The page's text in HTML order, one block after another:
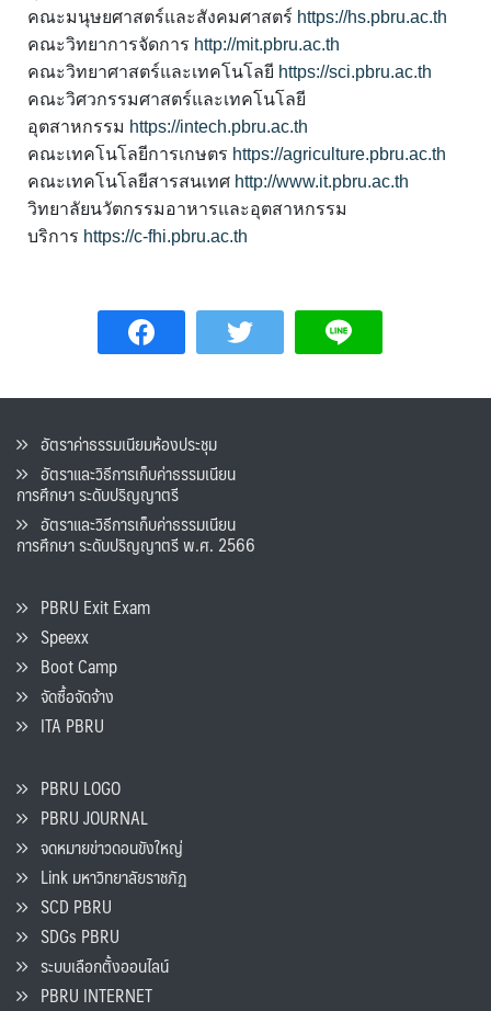
คณะมนุษยศาสตร์และสังคมศาสตร์ https://hs.pbru.ac.th
คณะวิทยาการจัดการ http://mit.pbru.ac.th
คณะวิทยาศาสตร์และเทคโนโลยี https://sci.pbru.ac.th
คณะวิศวกรรมศาสตร์และเทคโนโลยี
อุตสาหกรรม https://intech.pbru.ac.th
คณะเทคโนโลยีการเกษตร https://agriculture.pbru.ac.th
คณะเทคโนโลยีสารสนเทศ http://www.it.pbru.ac.th
วิทยาลัยนวัตกรรมอาหารและอุตสาหกรรม
บริการ https://c-fhi.pbru.ac.th
อัตราค่าธรรมเนียมห้องประชุม
อัตราและวิธีการเก็บค่าธรรมเนียน
การศึกษา ระดับปริญญาตรี
อัตราและวิธีการเก็บค่าธรรมเนียน
การศึกษา ระดับปริญญาตรี พ.ศ. 2566
PBRU Exit Exam
Speexx
Boot Camp
จัดซื้อจัดจ้าง
ITA PBRU
PBRU LOGO
PBRU JOURNAL
จดหมายข่าวดอนขังใหญ่
Link มหาวิทยาลัยราชภัฏ
SCD PBRU
SDGs PBRU
ระบบเลือกตั้งออนไลน์
PBRU INTERNET